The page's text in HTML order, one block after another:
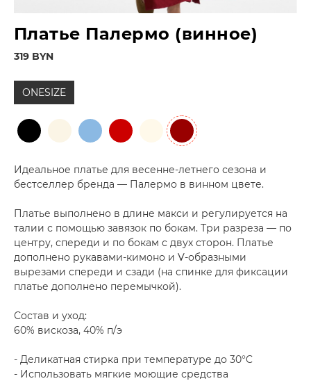
Платье Палермо (винное)
319 BYN
ONESIZE
Идеальное платье для весенне-летнего сезона и
бестселлер бренда — Палермо в винном цвете.
Платье выполнено в длине макси и регулируется на
талии с помощью завязок по бокам. Три разреза — по
центру, спереди и по бокам с двух сторон. Платье
дополнено рукавами-кимоно и V-образными
вырезами спереди и сзади (на спинке для фиксации
платье дополнено перемычкой).
Состав и уход:
60% вискоза, 40% п/э
- Деликатная стирка при температуре до 30°C
- Использовать мягкие моющие средства